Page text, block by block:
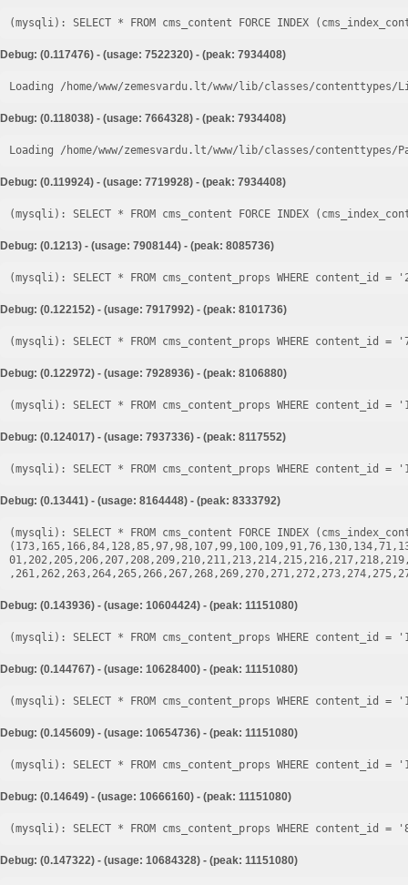
Debug: (0.117476) - (usage: 7522320) - (peak: 7934408)
Loading /home/www/zemesvardu.lt/www/lib/classes/
Debug: (0.118038) - (usage: 7664328) - (peak: 7934408)
Loading /home/www/zemesvardu.lt/www/lib/classes/
Debug: (0.119924) - (usage: 7719928) - (peak: 7934408)
Debug: (0.1213) - (usage: 7908144) - (peak: 8085736)
Debug: (0.122152) - (usage: 7917992) - (peak: 8101736)
Debug: (0.122972) - (usage: 7928936) - (peak: 8106880)
Debug: (0.124017) - (usage: 7937336) - (peak: 8117552)
Debug: (0.13441) - (usage: 8164448) - (peak: 8333792)
(mysqli): SELECT * FROM cms_content FORCE INDEX
Debug: (0.143936) - (usage: 10604424) - (peak: 11151080)
Debug: (0.144767) - (usage: 10628400) - (peak: 11151080)
Debug: (0.145609) - (usage: 10654736) - (peak: 11151080)
Debug: (0.14649) - (usage: 10666160) - (peak: 11151080)
Debug: (0.147322) - (usage: 10684328) - (peak: 11151080)